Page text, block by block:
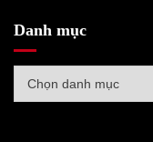
Danh mục
mục